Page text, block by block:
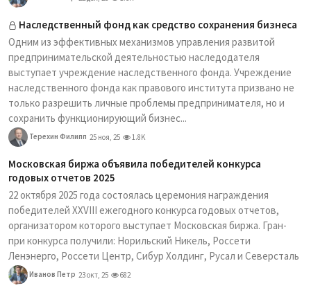
Наследственный фонд как средство сохранения бизнеса
Одним из эффективных механизмов управления развитой
предпринимательской деятельностью наследодателя
выступает учреждение наследственного фонда. Учреждение
наследственного фонда как правового института призвано не
только разрешить личные проблемы предпринимателя, но и
сохранить функционирующий бизнес...
Терехин Филипп 25 ноя, 25 1.8K
Московская биржа объявила победителей конкурса
годовых отчетов 2025
22 октября 2025 года состоялась церемония награждения
победителей XXVIII ежегодного конкурса годовых отчетов,
организатором которого выступает Московская биржа. Гран-
при конкурса получили: Норильский Никель, Россети
Ленэнерго, Россети Центр, Сибур Холдинг, Русал и Северсталь
Иванов Петр 23 окт, 25 682